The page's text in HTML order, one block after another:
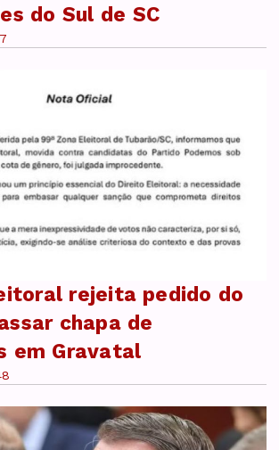
do Sul de SC
rejeita pedido do
chapa de
em Gravatal